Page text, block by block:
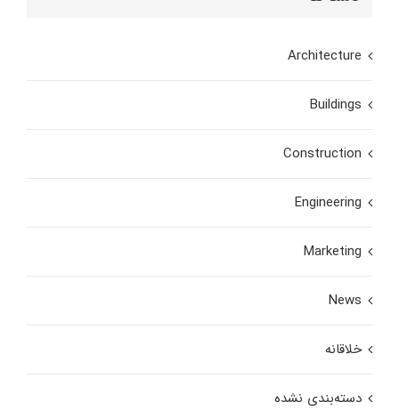
Architecture
Buildings
Construction
Engineering
Marketing
News
خلاقانه
دسته‌بندی نشده